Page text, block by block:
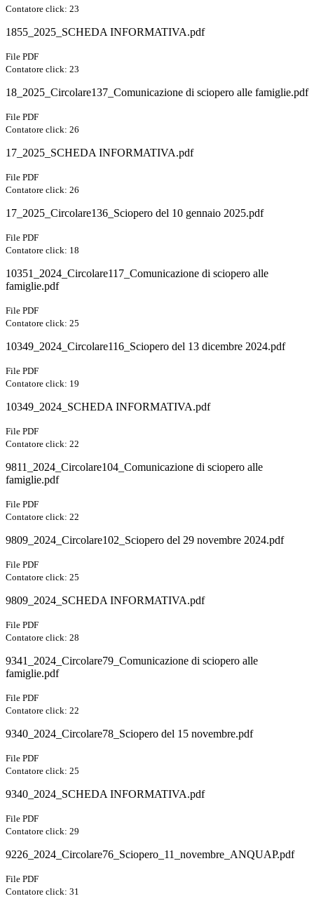
Contatore click: 23
1855_2025_SCHEDA INFORMATIVA.pdf
File PDF
Contatore click: 23
18_2025_Circolare137_Comunicazione di sciopero alle famiglie.pdf
File PDF
Contatore click: 26
17_2025_SCHEDA INFORMATIVA.pdf
File PDF
Contatore click: 26
17_2025_Circolare136_Sciopero del 10 gennaio 2025.pdf
File PDF
Contatore click: 18
10351_2024_Circolare117_Comunicazione di sciopero alle
famiglie.pdf
File PDF
Contatore click: 25
10349_2024_Circolare116_Sciopero del 13 dicembre 2024.pdf
File PDF
Contatore click: 19
10349_2024_SCHEDA INFORMATIVA.pdf
File PDF
Contatore click: 22
9811_2024_Circolare104_Comunicazione di sciopero alle
famiglie.pdf
File PDF
Contatore click: 22
9809_2024_Circolare102_Sciopero del 29 novembre 2024.pdf
File PDF
Contatore click: 25
9809_2024_SCHEDA INFORMATIVA.pdf
File PDF
Contatore click: 28
9341_2024_Circolare79_Comunicazione di sciopero alle
famiglie.pdf
File PDF
Contatore click: 22
9340_2024_Circolare78_Sciopero del 15 novembre.pdf
File PDF
Contatore click: 25
9340_2024_SCHEDA INFORMATIVA.pdf
File PDF
Contatore click: 29
9226_2024_Circolare76_Sciopero_11_novembre_ANQUAP.pdf
File PDF
Contatore click: 31